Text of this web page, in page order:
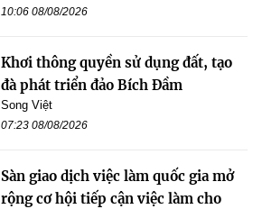
10:06 08/08/2026
Khơi thông quyền sử dụng đất, tạo
đà phát triển đảo Bích Đầm
Song Việt
07:23 08/08/2026
Sàn giao dịch việc làm quốc gia mở
rộng cơ hội tiếp cận việc làm cho